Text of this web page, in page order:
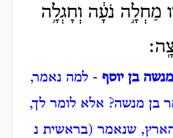
מַחְלָ֣ה נֹעָ֔ה וְחָגְלָ֥ה
בן יוסף - למה נאמר,
בן מנשה? אלא לומר לך,
שנאמר (בראשית נ